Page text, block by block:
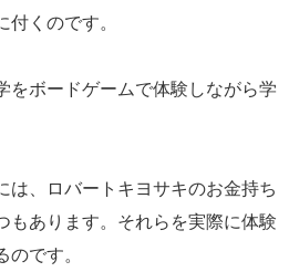
くのです。
をボードゲームで体験しながら学
は、ロバートキヨサキのお金持ち
もあります。それらを実際に体験
のです。